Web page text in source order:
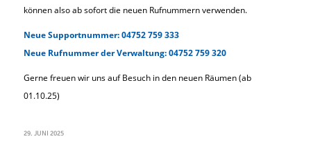
können also ab sofort die neuen Rufnummern verwenden.
Neue Supportnummer: 04752 759 333
Neue Rufnummer der Verwaltung: 04752 759 320
Gerne freuen wir uns auf Besuch in den neuen Räumen (ab
01.10.25)
29. JUNI 2025